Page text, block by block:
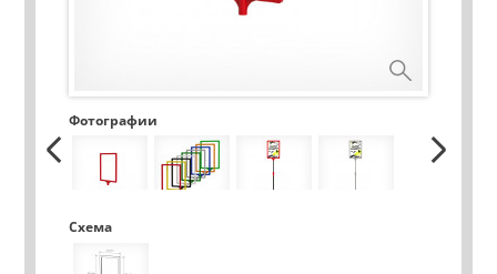
Фотографии
Схема